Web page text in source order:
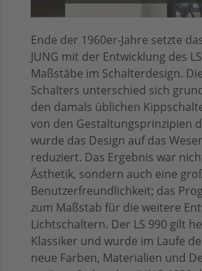
Ende der 1960er-Jahre setzte
JUNG mit der Entwicklung des
Maßstäbe im Schalterdesign.
Schalters unterschied sich
den damals üblichen
von den Gestaltungsprinzipien
wurde das Design auf das
reduziert. Das Ergebnis war
Ästhetik, sondern auch eine
Benutzerfreundlichkeit; das
zum Maßstab für die weitere
Lichtschaltern. Der LS 990 gilt
Klassiker und wurde im Laufe
neue Farben, Materialien und